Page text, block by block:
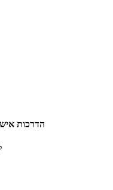
הדרכות